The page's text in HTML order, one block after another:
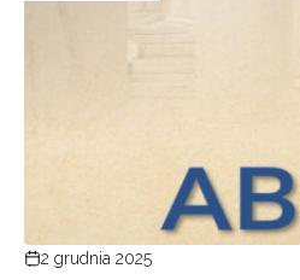
2 grudnia 2025